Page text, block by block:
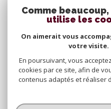
Cookies
© 2026 | Tous droits réservés
Comme
utilise les
On aimerait vous
votre visite.
En poursuivant, vous
cookies par ce site, afin de
contenus adaptés et réaliser